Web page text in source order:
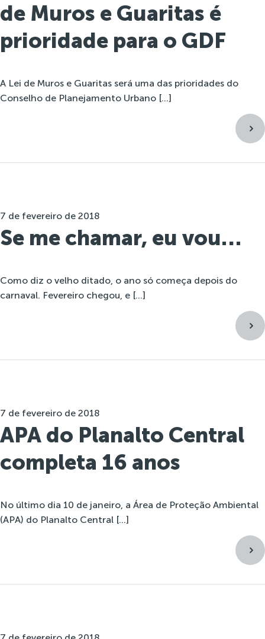
de Muros e Guaritas é
prioridade para o GDF
A Lei de Muros e Guaritas será uma das prioridades do
Conselho de Planejamento Urbano […]
7 de fevereiro de 2018
Se me chamar, eu vou…
Como diz o velho ditado, o ano só começa depois do
carnaval. Fevereiro chegou, e […]
7 de fevereiro de 2018
APA do Planalto Central
completa 16 anos
No último dia 10 de janeiro, a Área de Proteção Ambiental
(APA) do Planalto Central […]